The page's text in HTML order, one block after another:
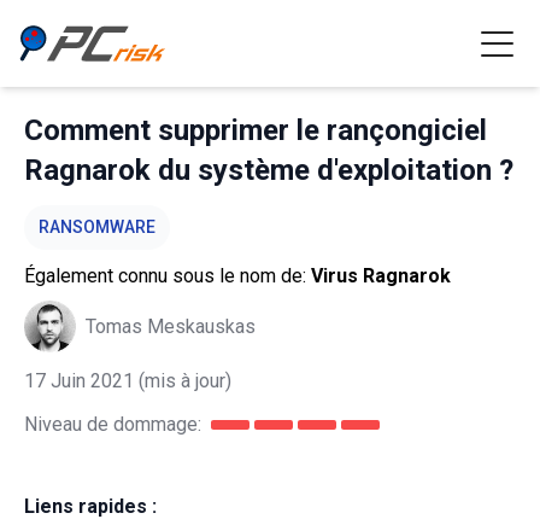
Comment supprimer le rançongiciel
Ragnarok du système d'exploitation ?
RANSOMWARE
Également connu sous le nom de: Virus Ragnarok
Tomas Meskauskas
17 Juin 2021 (mis à jour)
Niveau de dommage:
Liens rapides :